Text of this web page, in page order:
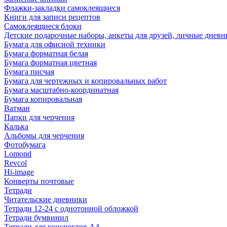
Флажки-закладки самоклеящиеся
Книги для записи рецептов
Самоклеящиеся блоки
Детские подарочные наборы, анкеты для друзей, личные
Бумага для офисной техники
Бумага форматная белая
Бумага форматная цветная
Бумага писчая
Бумага для чертежных и копировальных работ
Бумага масштабно-координатная
Бумага копировальная
Ватман
Папки для черчения
Калька
Альбомы для черчения
Фотобумага
Lomond
Revcol
Hi-image
Конверты почтовые
Тетради
Читательские дневники
Тетради 12-24 с однотонной обложкой
Тетради бумвинил